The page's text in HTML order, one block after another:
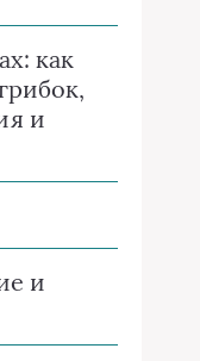
как
и
и